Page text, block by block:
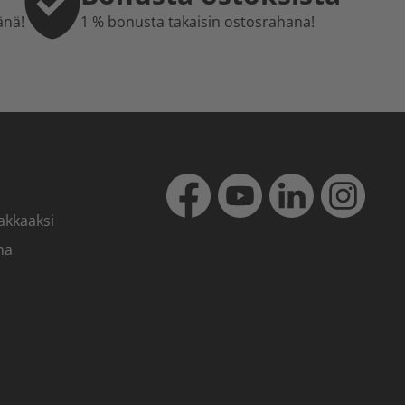
1 % bonusta takaisin ostosrahana!